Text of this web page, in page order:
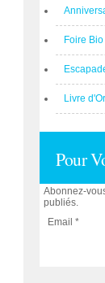
Foire Bio
Livre d'Or
Pour
Abonnez-
publiés.
Email